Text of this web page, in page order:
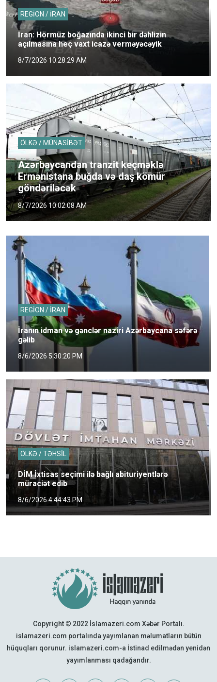
REGİON / İRAN
İran: Hörmüz boğazında ikinci bir dəhlizin
açılmasına heç vaxt icazə verməyəcəyik
8/7/2026 10:28:29 AM
ÖLKƏ / MÜNASİBƏT
Azərbaycandan tranzit keçməklə
Ermənistana buğda və daş kömür
göndəriləcək
8/7/2026 10:02:08 AM
REGİON / İRAN
İranın idman və gənclər naziri Azərbaycana səfərə
gəlib
8/6/2026 5:30:20 PM
ÖLKƏ / TƏHSİL
DİM İxtisas seçimi ilə bağlı abituriyentlərə
müraciət edib
8/6/2026 4:44:43 PM
Copyright © 2022 İslamazeri.com Xəbər Portalı.
islamazeri.com portalında yayımlanan məlumatların bütün
hüquqları qorunur. islamazeri.com-a İstinad edilmədən yenidən
yayımlanması qadağandır.